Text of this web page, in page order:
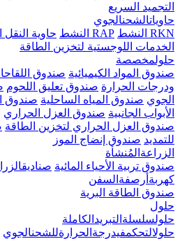
التجميد السريع
حاوياتالشحنالجوي
RKN النشط
RAP النشط حاوية
الخدمات اللوجستية لتخزين الطاقة
حلولمخصصة
صندوق المواد الكيميائية صندوق
ودرجات الحرارة صندوق تعليق اللحوم
الجوي صندوق المياه الساحلية صندوق
الأبواب الجانبية صندوق العزل الحراري
صندوق العزل الحراري لتخزين الطاقة
للتمديد صندوق إنضاج الموز
الزراعةالمُنشأة
صندوق تربية الأحياء المائية
كهربةأرصفةالسفن
صندوق الطاقة البرية
حلول
حلولسلسلةالتبريدالكاملة
حلولالتحكمفيدرجةالحرارةللشحنالجوي